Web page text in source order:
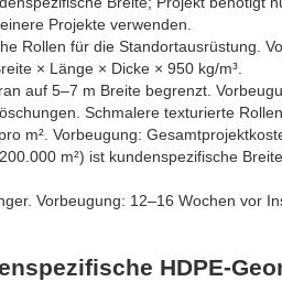
Projekte verwenden.
Rollen für die Standortausrüstung.
× Länge × Dicke × 950 kg/m³.
auf 5–7 m Breite begrenzt.
Schmalere texturierte
m². Vorbeugung:
m²) ist kundenspezifische
Vorbeugung: 12–16 Wochen vor
HDPE-